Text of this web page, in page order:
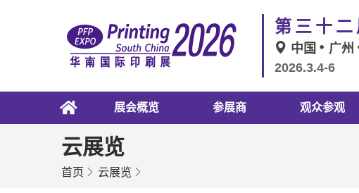
第三十
中国 广州
2026.3.4-6
展会概览 参展商 观众参观
云展览
首页 云展览